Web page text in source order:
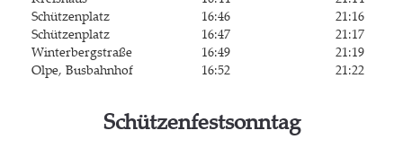
Schüt­zen­platz
16:46
21:16
Schüt­zen­platz
16:47
21:17
Win­ter­berg­stra­ße
16:49
21:19
Olpe, Bus­bahn­hof
16:52 21:22
Schüt­zen­fest­sonn­tag